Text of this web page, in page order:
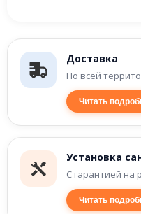
Доставка
По всей
Читать
Установка
С гарантией на
Читать